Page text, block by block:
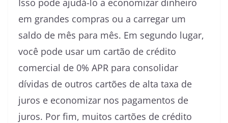
em grandes compras ou a carregar um
saldo de mês para mês. Em segundo lugar,
você pode usar um cartão de crédito
comercial de 0% APR para consolidar
dívidas de outros cartões de alta taxa de
juros e economizar nos pagamentos de
juros. Por fim, muitos cartões de crédito